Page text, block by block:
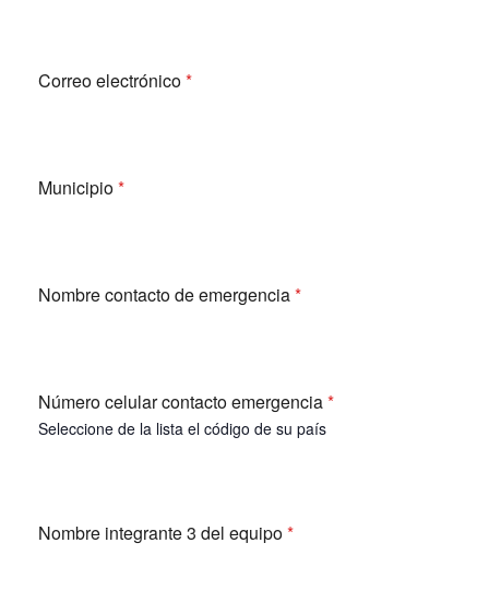
Correo electrónico*
Municipio*
Nombre contacto de emergencia*
Número celular contacto emergencia*
Seleccione de la lista el código de su país
Nombre integrante 3 del equipo*